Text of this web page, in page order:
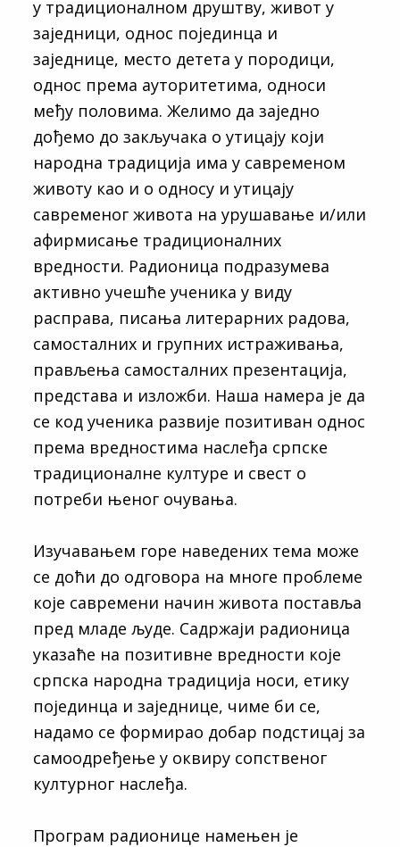
у традиционалном друштву, живот у
заједници, однос појединца и
заједнице, место детета у породици,
однос према ауторитетима, односи
међу половима. Желимо да заједно
дођемо до закључака о утицају који
народна традиција има у савременом
животу као и о односу и утицају
савременог живота на урушавање и/или
афирмисање традиционалних
вредности. Радионица подразумева
активно учешће ученика у виду
расправа, писања литерарних радова,
самосталних и групних истраживања,
прављења самосталних презентација,
представа и изложби. Наша намера је да
се код ученика развије позитиван однос
према вредностима наслеђа српске
традиционалне културе и свест о
потреби њеног очувања.
Изучавањем горе наведених тема може
се доћи до одговора на многе проблеме
које савремени начин живота поставља
пред младе људе. Садржаји радионица
указаће на позитивне вредности које
српска народна традиција носи, етику
појединца и заједнице, чиме би се,
надамо се формирао добар подстицај за
самоодређење у оквиру сопственог
културног наслеђа.
Програм радионице намењен је